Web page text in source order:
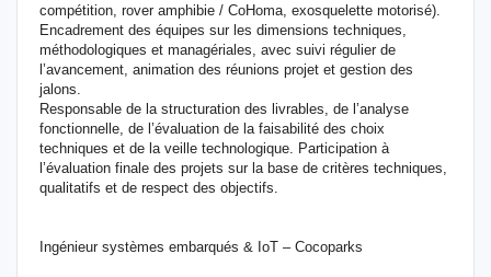
compétition, rover amphibie / CoHoma, exosquelette motorisé).
Encadrement des équipes sur les dimensions techniques,
méthodologiques et managériales, avec suivi régulier de
l’avancement, animation des réunions projet et gestion des
jalons.
Responsable de la structuration des livrables, de l’analyse
fonctionnelle, de l’évaluation de la faisabilité des choix
techniques et de la veille technologique. Participation à
l’évaluation finale des projets sur la base de critères techniques,
qualitatifs et de respect des objectifs.
Ingénieur systèmes embarqués & IoT – Cocoparks